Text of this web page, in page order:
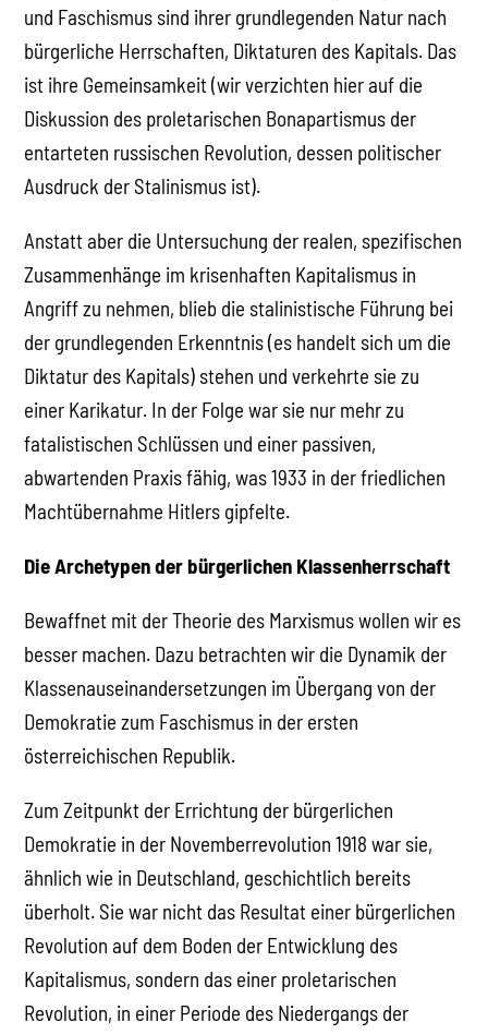
und Faschismus sind ihrer grundlegenden Natur nach
bürgerliche Herrschaften, Diktaturen des Kapitals. Das
ist ihre Gemeinsamkeit (wir verzichten hier auf die
Diskussion des proletarischen Bonapartismus der
entarteten russischen Revolution, dessen politischer
Ausdruck der Stalinismus ist).
Anstatt aber die Untersuchung der realen, spezifischen
Zusammenhänge im krisenhaften Kapitalismus in
Angriff zu nehmen, blieb die stalinistische Führung bei
der grundlegenden Erkenntnis (es handelt sich um die
Diktatur des Kapitals) stehen und verkehrte sie zu
einer Karikatur. In der Folge war sie nur mehr zu
fatalistischen Schlüssen und einer passiven,
abwartenden Praxis fähig, was 1933 in der friedlichen
Machtübernahme Hitlers gipfelte.
Die Archetypen der bürgerlichen Klassenherrschaft
Bewaffnet mit der Theorie des Marxismus wollen wir es
besser machen. Dazu betrachten wir die Dynamik der
Klassenauseinandersetzungen im Übergang von der
Demokratie zum Faschismus in der ersten
österreichischen Republik.
Zum Zeitpunkt der Errichtung der bürgerlichen
Demokratie in der Novemberrevolution 1918 war sie,
ähnlich wie in Deutschland, geschichtlich bereits
überholt. Sie war nicht das Resultat einer bürgerlichen
Revolution auf dem Boden der Entwicklung des
Kapitalismus, sondern das einer proletarischen
Revolution, in einer Periode des Niedergangs der